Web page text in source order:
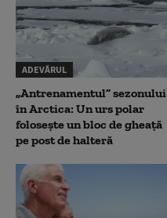
ADEVĂRUL
„Antrenamentul” sezonului
în Arctica: Un urs polar
folosește un bloc de gheață
pe post de halteră